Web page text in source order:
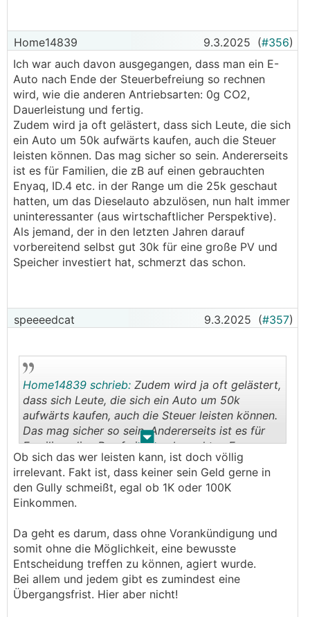
Home14839 9.3.2025 (#356)
Ich war auch davon ausgegangen, dass man ein E-
Auto nach Ende der Steuerbefreiung so rechnen
wird, wie die anderen Antriebsarten: 0g CO2,
Dauerleistung und fertig.
Zudem wird ja oft gelästert, dass sich Leute, die sich
ein Auto um 50k aufwärts kaufen, auch die Steuer
leisten können. Das mag sicher so sein. Andererseits
ist es für Familien, die zB auf einen gebrauchten
Enyaq, ID.4 etc. in der Range um die 25k geschaut
hatten, um das Dieselauto abzulösen, nun halt immer
uninteressanter (aus wirtschaftlicher Perspektive).
Als jemand, der in den letzten Jahren darauf
vorbereitend selbst gut 30k für eine große PV und
Speicher investiert hat, schmerzt das schon.
speeeedcat 9.3.2025 (#357)
. .
Home14839 schrieb: Zudem wird ja oft gelästert,
dass sich Leute, die sich ein Auto um 50k
aufwärts kaufen, auch die Steuer leisten können.
Das mag sicher so sein. Andererseits ist es für
Familien, die zB auf einen gebrauchten Enyaq,
ID.4 etc. in der Range um die 25k geschaut
hatten, um das Dieselauto abzulösen, nun halt
immer uninteressanter (aus wirtschaftlicher
Perspektive).
Ob sich das wer leisten kann, ist doch völlig
irrelevant. Fakt ist, dass keiner sein Geld gerne in
den Gully schmeißt, egal ob 1K oder 100K
Einkommen.
Da geht es darum, dass ohne Vorankündigung und
somit ohne die Möglichkeit, eine bewusste
Entscheidung treffen zu können, agiert wurde.
Bei allem und jedem gibt es zumindest eine
Übergangsfrist. Hier aber nicht!